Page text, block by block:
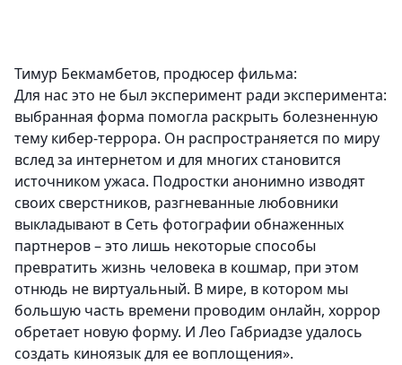
Тимур Бекмамбетов, продюсер фильма:
Для нас это не был эксперимент ради эксперимента:
выбранная форма помогла раскрыть болезненную
тему кибер-террора. Он распространяется по миру
вслед за интернетом и для многих становится
источником ужаса. Подростки анонимно изводят
своих сверстников, разгневанные любовники
выкладывают в Сеть фотографии обнаженных
партнеров – это лишь некоторые способы
превратить жизнь человека в кошмар, при этом
отнюдь не виртуальный. В мире, в котором мы
большую часть времени проводим онлайн, хоррор
обретает новую форму. И Лео Габриадзе удалось
создать киноязык для ее воплощения».